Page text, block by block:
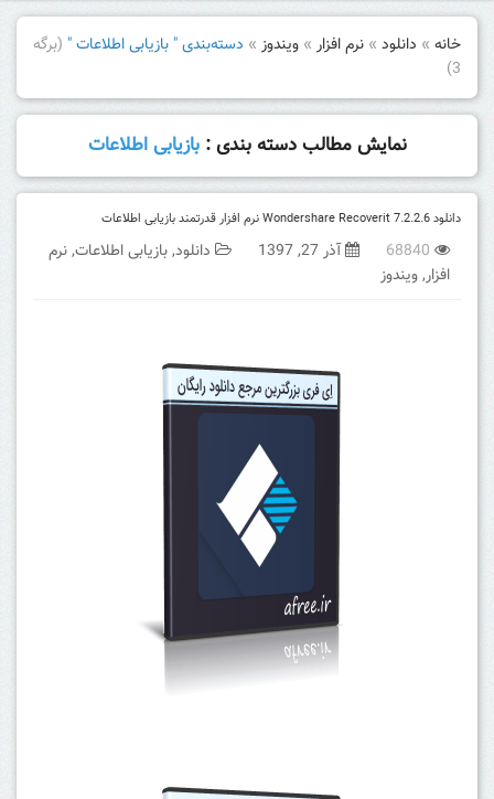
خانه » دانلود » نرم افزار » ویندوز » دسته‌بندی " بازیابی اطلاعات " (برگه
3)
نمایش مطالب دسته بندی :بازیابی اطلاعات
دانلود Wondershare Recoverit 7.2.2.6 نرم افزار قدرتمند بازیابی اطلاعات
68840 آذر 27, 1397 دانلود,بازیابی اطلاعات,نرم
افزار,ویندوز